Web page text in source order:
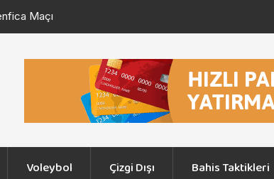
Ligi Eleme Turu Beşiktaş – Midtjylland
Maçı
Voleybol Çizgi Dışı Bahis Taktikleri